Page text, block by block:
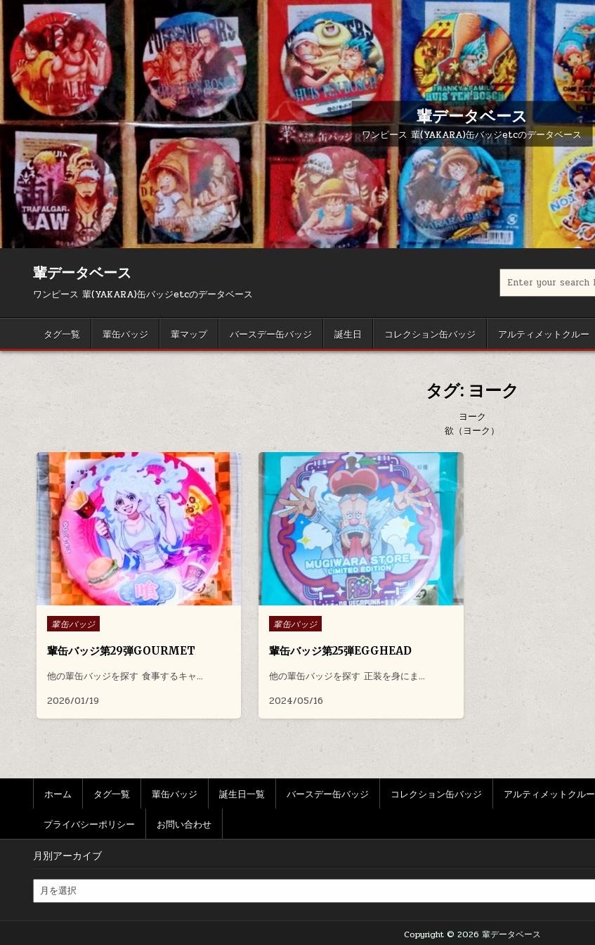
Skip to content
輩データベース
ワンピース 輩(YAKARA)缶バッジetcのデータベース
輩データベース
ワンピース 輩(YAKARA)缶バッジetcのデータベース
タグ一覧 輩缶バッジ 輩マップ バースデー缶バッジ 誕生日 コレクション缶バッジ アルティメットクルー
タグ: ヨーク
ヨーク
欲（ヨーク）
Posted in
輩缶バッジ
輩缶バッジ第29弾GOURMET
他の輩缶バッジを探す 食事するキャ…
2026/01/19
Posted in
輩缶バッジ
輩缶バッジ第25弾EGGHEAD
他の輩缶バッジを探す 正装を身にま…
2024/05/16
ホーム タグ一覧 輩缶バッジ 誕生日一覧 バースデー缶バッジ コレクション缶バッジ アルティメットクルー
プライバシーポリシー お問い合わせ
月別アーカイブ
月別アーカイブ
Copyright © 2026 輩データベース